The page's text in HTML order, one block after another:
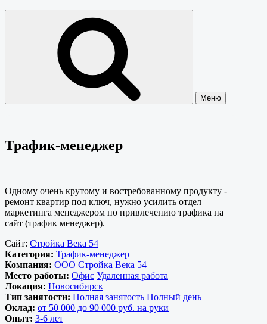
Меню
Трафик-менеджер
Одному очень крутому и востребованному продукту -
ремонт квартир под ключ, нужно усилить отдел
маркетинга менеджером по привлечению трафика на
сайт (трафик менеджер).
Сайт: Стройка Века 54
Категория: Трафик-менеджер
Компания: ООО Стройка Века 54
Место работы: Офис Удаленная работа
Локация: Новосибирск
Тип занятости: Полная занятость Полный день
Оклад: от 50 000 до 90 000 руб. на руки
Опыт: 3-6 лет